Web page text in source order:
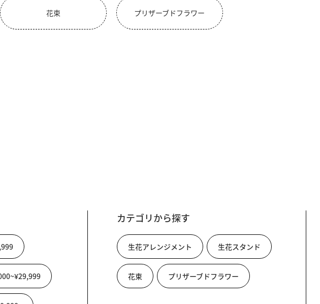
花束 プリザーブドフラワー
カテゴリから探す
生花アレンジメント 生花スタンド
花束 プリザーブドフラワー